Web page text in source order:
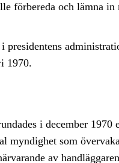
förbereda och lämna
presidentens
1970.
i december
myndighet som
av